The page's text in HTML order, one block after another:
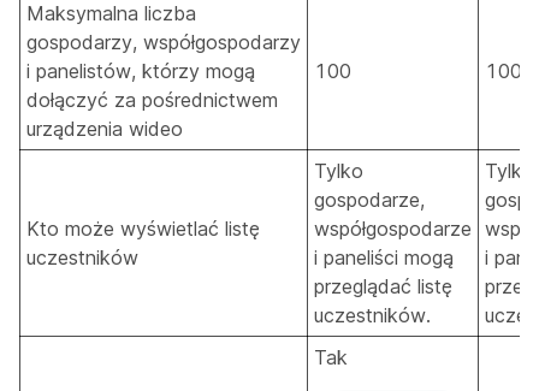
Maksymalna liczba
gospodarzy, współgospodarzy
i panelistów, którzy mogą
dołączyć za pośrednictwem
urządzenia wideo
100 100
Kto może wyświetlać listę
uczestników
Tylko
gospodarze,
współgospodarze
i paneliści mogą
przeglądać listę
uczestników.
Tylko
i
Tak